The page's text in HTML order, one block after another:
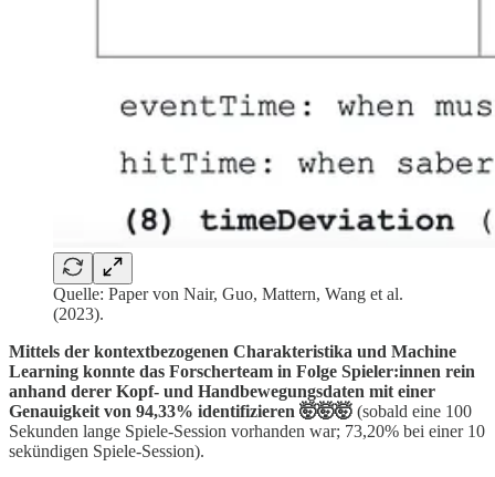
Quelle: Paper von Nair, Guo, Mattern, Wang et al.
(2023).
Mittels der kontextbezogenen Charakteristika und Machine
Learning konnte das Forscherteam in Folge Spieler:innen rein
anhand derer Kopf- und Handbewegungsdaten mit einer
Genauigkeit von 94,33% identifizieren 🤯🤯🤯 (sobald eine 100
Sekunden lange Spiele-Session vorhanden war; 73,20% bei einer 10
sekündigen Spiele-Session).